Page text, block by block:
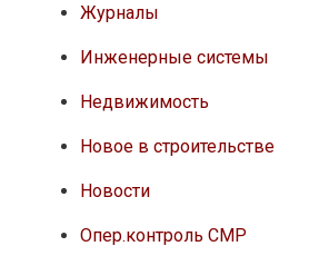
Журналы
Инженерные системы
Недвижимость
Новое в строительстве
Новости
Опер.контроль СМР